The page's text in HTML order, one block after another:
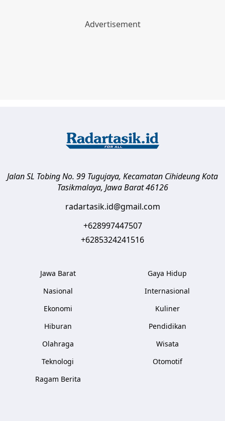
Jalan SL Tobing No. 99 Tugujaya, Kecamatan CihideungKota
Tasikmalaya, Jawa Barat 46126
radartasik.id@gmail.com
+628997447507
+6285324241516
Jawa Barat
Nasional
Ekonomi
Hiburan
Olahraga
Teknologi
Ragam Berita
Gaya Hidup
Internasional
Kuliner
Pendidikan
Wisata
Otomotif